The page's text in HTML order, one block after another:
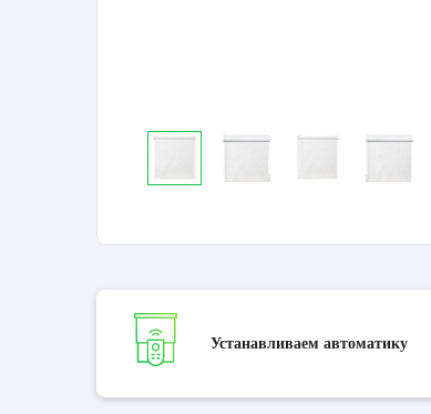
Устанавливаем автоматику